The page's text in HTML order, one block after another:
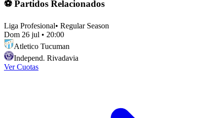
⚽ Partidos Relacionados
Liga Profesional• Regular Season
Dom 26 jul • 20:00
Atletico Tucuman
Independ. Rivadavia
Ver Cuotas